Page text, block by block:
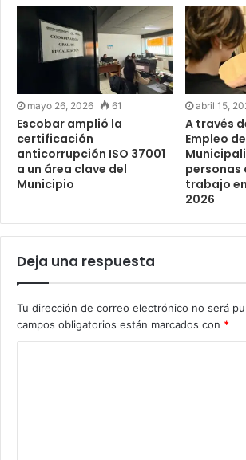
mayo 26, 2026 61
Escobar amplió la
certificación
anticorrupción ISO 37001
a un área clave del
Municipio
abril 15,
A través
Empleo
personas
trabajo
2026
Deja una respuesta
Tu dirección de correo electrónico no será
campos obligatorios están marcados con *